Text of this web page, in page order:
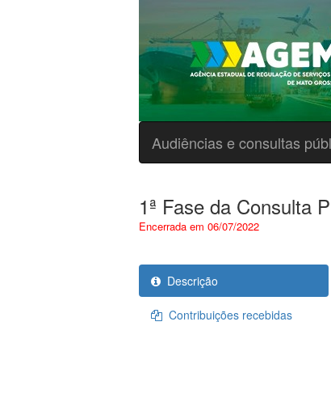
Audiências e consultas
1ª Fase da Consulta
Encerrada em 06/07/2022
Descrição
Contribuições recebidas